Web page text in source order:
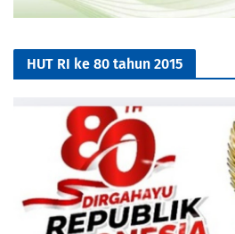
HUT RI ke 80 tahun 2015